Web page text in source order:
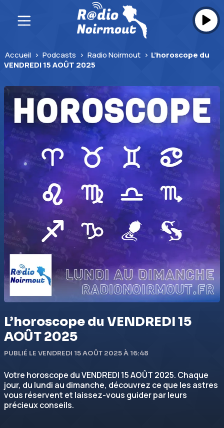
Accueil > Podcasts > Radio Noirmout > L’horoscope du
VENDREDI 15 AOÛT 2025
L’horoscope du VENDREDI 15
AOÛT 2025
PUBLIÉ LE VENDREDI 15 AOÛT 2025 À 16:48
Votre horoscope du VENDREDI 15 AOÛT 2025. Chaque
jour, du lundi au dimanche, découvrez ce que les astres
vous réservent et laissez-vous guider par leurs
précieux conseils.